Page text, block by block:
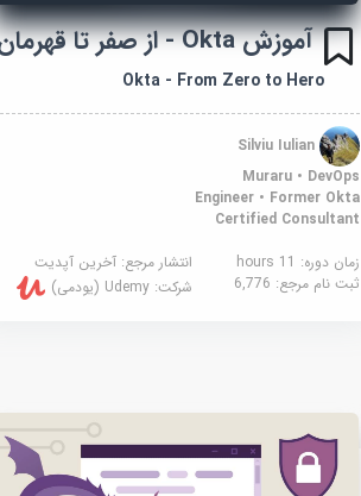
آموزش Okta - از صفر تا قهرمان
Okta - From Zero to Hero
Silviu Iulian
Muraru • DevOps
Engineer • Former Okta
Certified Consultant
زمان دوره: 11 hours
انتشار مرجع: آخرین آپدیت
ثبت نام مرجع: 6,776 شرکت: Udemy (یودمی)